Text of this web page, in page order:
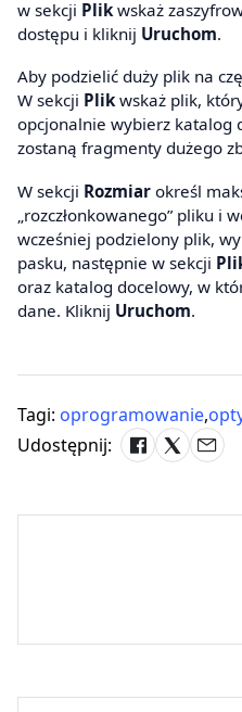
w sekcji Plikwskaż
dostępu i kliknij Uruchom.
Aby podzielić duży plik na
W sekcji Plikwskaż plik,
opcjonalnie wybierz katalog
zostaną fragmenty dużego
W sekcji Rozmiar określ
„rozczłonkowanego” pliku i
wcześniej podzielony plik,
pasku, następnie w sekcji
oraz katalog docelowy, w
dane. Kliknij Uruchom.
Tagi: oprogramowanie,
Udostępnij: